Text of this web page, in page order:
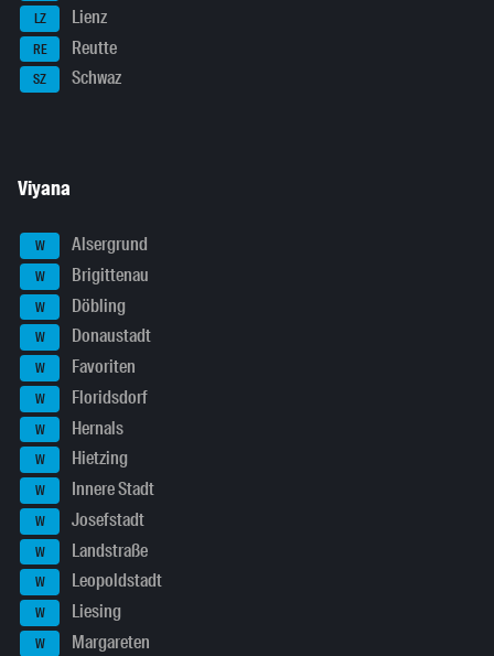
LZ Lienz
RE Reutte
SZ Schwaz
Viyana
W Alsergrund
W Brigittenau
W Döbling
W Donaustadt
W Favoriten
W Floridsdorf
W Hernals
W Hietzing
W Innere Stadt
W Josefstadt
W Landstraße
W Leopoldstadt
W Liesing
W Margareten